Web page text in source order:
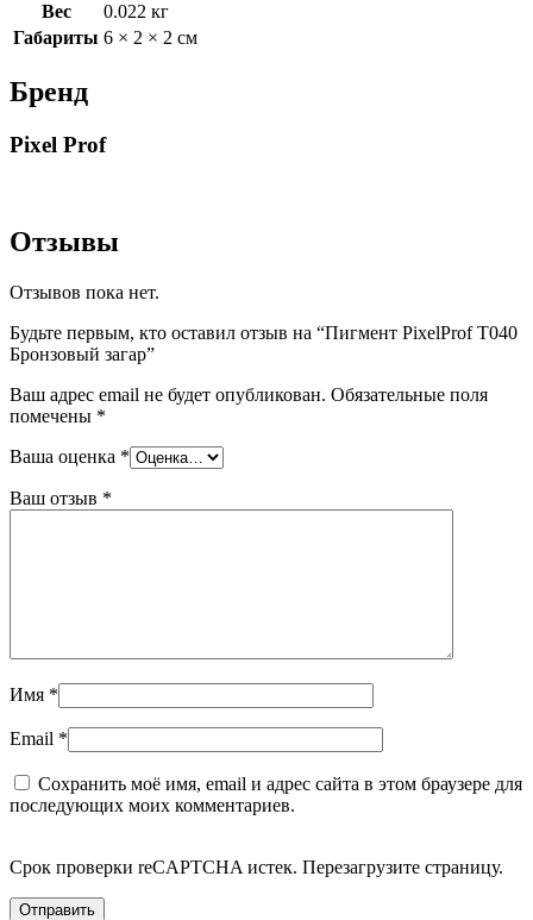
Вес
0.022 кг
Габариты 6 × 2 × 2 см
Бренд
Pixel Prof
Отзывы
Отзывов пока нет.
Будьте первым, кто оставил отзыв на “Пигмент PixelProf Т040
Бронзовый загар”
Ваш адрес email не будет опубликован. Обязательные поля
помечены *
Ваша оценка *
Ваш отзыв *
Имя *
Email *
Сохранить моё имя, email и адрес сайта в этом браузере для
последующих моих комментариев.
Срок проверки reCAPTCHA истек. Перезагрузите страницу.